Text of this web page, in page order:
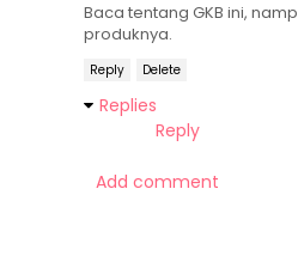
Baca tentang GKB ini,
produknya.
Reply Delete
Replies
Reply
Add comment